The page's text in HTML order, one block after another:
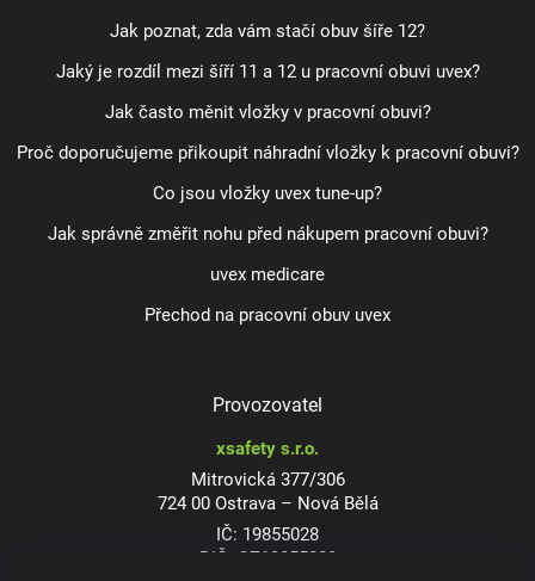
Jak poznat, zda vám stačí obuv šíře 12?
Jaký je rozdíl mezi šíří 11 a 12 u pracovní obuvi uvex?
Jak často měnit vložky v pracovní obuvi?
Proč doporučujeme přikoupit náhradní vložky k pracovní obuvi?
Co jsou vložky uvex tune-up?
Jak správně změřit nohu před nákupem pracovní obuvi?
uvex medicare
Přechod na pracovní obuv uvex
Provozovatel
xsafety s.r.o.
Mitrovická 377/306
724 00 Ostrava – Nová Bělá
IČ: 19855028
DIČ: CZ19855028